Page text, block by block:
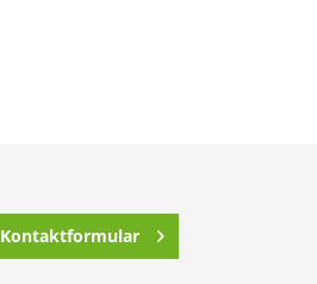
Kontaktformular